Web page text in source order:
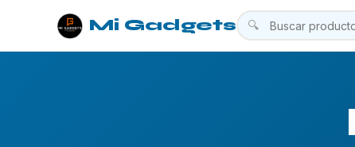
Mi Gadgets 🔍